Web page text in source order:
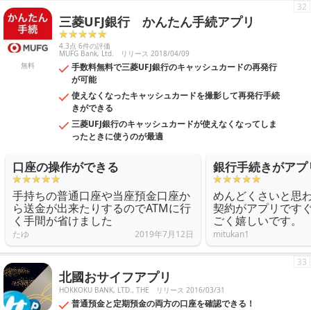
無料
三菱UFJ銀行 かんたん手続アプリ
4.3点 6件の評価
MUFG Bank, Ltd. リリース 2018/04/09
手数料無料で三菱UFJ銀行のキャッシュカードの再発行
が可能
使えなくなったキャッシュカードを撮影して再発行手続
きができる
三菱UFJ銀行のキャッシュカードが使えなくなってしま
ったときに使うのが最適
32
口座の操作ができる
手持ちの普通口座や当座預金口座か
ら送金が出来たりするのでATMに行
く手間が省けました
たゆ 2019年7月12日
銀行手続きがア
めんどくさいと思
契約がアプリです
ごく嬉しいです。
mitukan1
北國おサイフアプリ
HOKKOKU BANK, LTD., THE リリース 2016/03/31
普通預金と定期預金の両方の口座を確認できる！
33